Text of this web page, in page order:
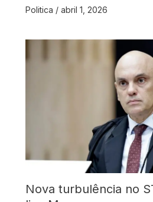
Politica / abril 1, 2026
Nova turbulência no